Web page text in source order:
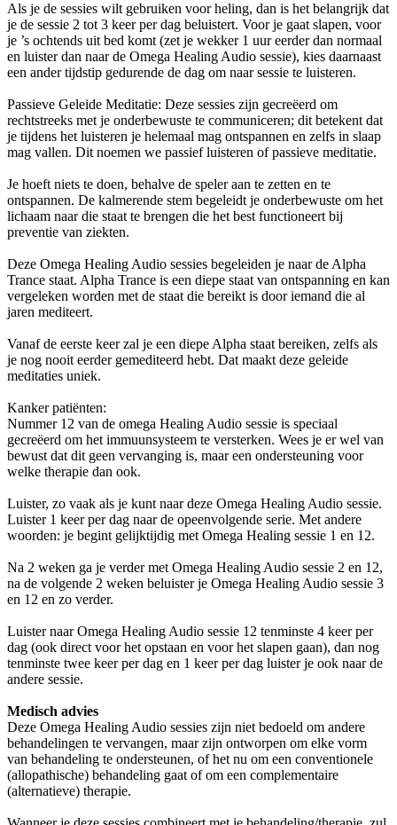
Als je de sessies wilt gebruiken voor heling, dan is het belangrijk dat
je de sessie 2 tot 3 keer per dag beluistert. Voor je gaat slapen, voor
je ’s ochtends uit bed komt (zet je wekker 1 uur eerder dan normaal
en luister dan naar de Omega Healing Audio sessie), kies daarnaast
een ander tijdstip gedurende de dag om naar sessie te luisteren.
Passieve Geleide Meditatie: Deze sessies zijn gecreëerd om
rechtstreeks met je onderbewuste te communiceren; dit betekent dat
je tijdens het luisteren je helemaal mag ontspannen en zelfs in slaap
mag vallen. Dit noemen we passief luisteren of passieve meditatie.
Je hoeft niets te doen, behalve de speler aan te zetten en te
ontspannen. De kalmerende stem begeleidt je onderbewuste om het
lichaam naar die staat te brengen die het best functioneert bij
preventie van ziekten.
Deze Omega Healing Audio sessies begeleiden je naar de Alpha
Trance staat. Alpha Trance is een diepe staat van ontspanning en kan
vergeleken worden met de staat die bereikt is door iemand die al
jaren mediteert.
Vanaf de eerste keer zal je een diepe Alpha staat bereiken, zelfs als
je nog nooit eerder gemediteerd hebt. Dat maakt deze geleide
meditaties uniek.
Kanker patiënten:
Nummer 12 van de omega Healing Audio sessie is speciaal
gecreëerd om het immuunsysteem te versterken. Wees je er wel van
bewust dat dit geen vervanging is, maar een ondersteuning voor
welke therapie dan ook.
Luister, zo vaak als je kunt naar deze Omega Healing Audio sessie.
Luister 1 keer per dag naar de opeenvolgende serie. Met andere
woorden: je begint gelijktijdig met Omega Healing sessie 1 en 12.
Na 2 weken ga je verder met Omega Healing Audio sessie 2 en 12,
na de volgende 2 weken beluister je Omega Healing Audio sessie 3
en 12 en zo verder.
Luister naar Omega Healing Audio sessie 12 tenminste 4 keer per
dag (ook direct voor het opstaan en voor het slapen gaan), dan nog
tenminste twee keer per dag en 1 keer per dag luister je ook naar de
andere sessie.
Medisch advies
Deze Omega Healing Audio sessies zijn niet bedoeld om andere
behandelingen te vervangen, maar zijn ontworpen om elke vorm
van behandeling te ondersteunen, of het nu om een conventionele
(allopathische) behandeling gaat of om een complementaire
(alternatieve) therapie.